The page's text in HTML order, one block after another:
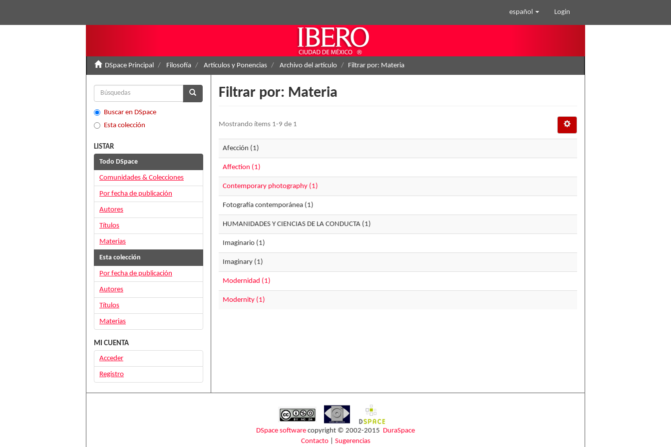
español Login
DSpace Principal Filosofía Artículos y Ponencias Archivo del artículo Filtrar por: Materia
Filtrar por: Materia
Mostrando ítems 1-9 de 1
Afección (1)
Affection (1)
Contemporary photography (1)
Fotografía contemporánea (1)
HUMANIDADES Y CIENCIAS DE LA CONDUCTA (1)
Imaginario (1)
Imaginary (1)
Modernidad (1)
Modernity (1)
Buscar en DSpace
Esta colección
LISTAR
Todo DSpace
Comunidades & Colecciones
Por fecha de publicación
Autores
Títulos
Materias
Esta colección
Por fecha de publicación
Autores
Títulos
Materias
MI CUENTA
Acceder
Registro
DSpace software copyright © 2002-2015 DuraSpace
Contacto| Sugerencias